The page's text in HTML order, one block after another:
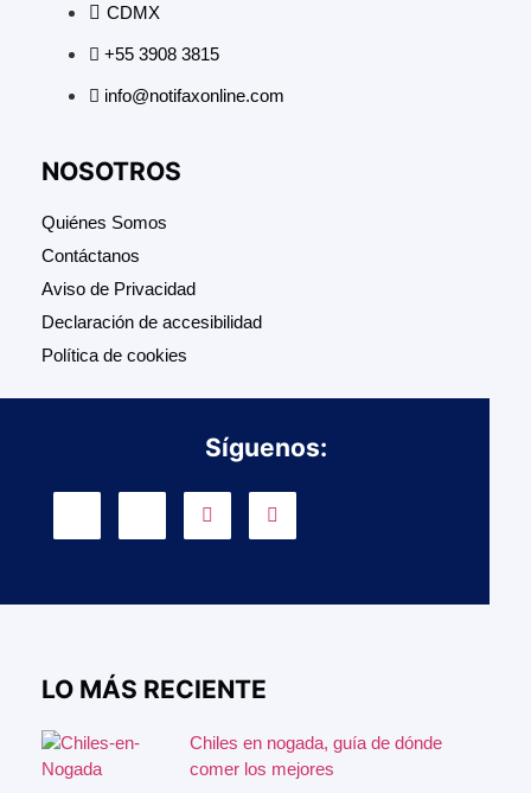
CDMX
+55 3908 3815
info@notifaxonline.com
NOSOTROS
Quiénes Somos
Contáctanos
Aviso de Privacidad
Declaración de accesibilidad
Política de cookies
Síguenos:
LO MÁS RECIENTE
Chiles en nogada, guía de dónde
comer los mejores